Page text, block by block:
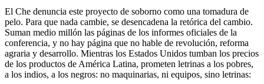
El Che denuncia este proyecto de soborno como una tomadura de
pelo. Para que nada cambie, se desencadena la retórica del cambio.
Suman medio millón las páginas de los informes oficiales de la
conferencia, y no hay página que no hable de revolución, reforma
agraria y desarrollo. Mientras los Estados Unidos tumban los precios
de los productos de América Latina, prometen letrinas a los pobres,
a los indios, a los negros: no maquinarias, ni equipos, sino letrinas: